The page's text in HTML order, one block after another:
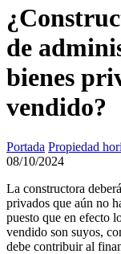
de
bienes
vendido?
Portada Propiedad
08/10/2024
La constructora
privados que aún no
puesto que en efecto
vendido son suyos,
debe contribuir al